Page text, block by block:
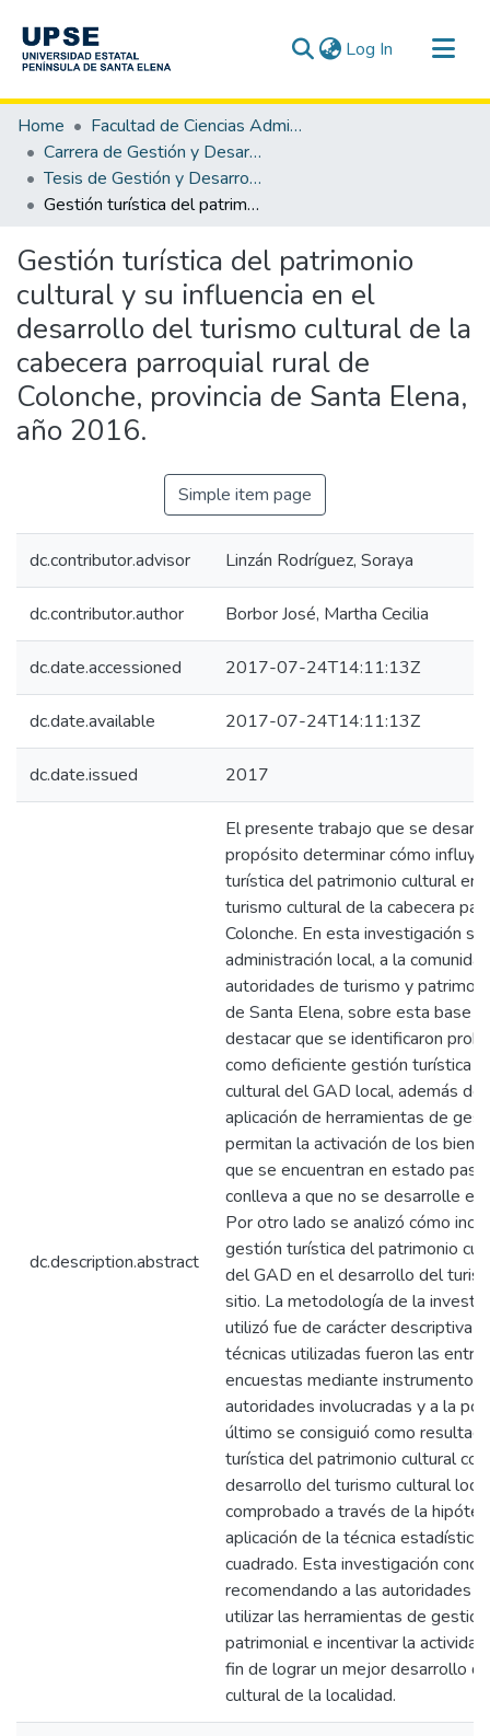
Log In (current)
Communities & Collections
All of DSpace
Statistics
Home
Facultad de Ciencias Administrativas
Carrera de Gestión y Desarrollo Turístico
Tesis de Gestión y Desarrollo Turístico
Gestión turística del patrimonio cultural y su influencia en el desarrollo del turismo cultural de la cabecera parroquial rural de Colonche, provincia de Santa Elena, año 2016.
Gestión turística del patrimonio
cultural y su influencia en el
desarrollo del turismo cultural de la
cabecera parroquial rural de
Colonche, provincia de Santa Elena,
año 2016.
Simple item page
dc.contributor.advisor Linzán Rodríguez, Soraya
dc.contributor.author Borbor José, Martha Cecilia
dc.date.accessioned 2017-07-24T14:11:13Z
dc.date.available 2017-07-24T14:11:13Z
dc.date.issued 2017
dc.description.abstract
El presente trabajo que se
propósito determinar cómo
turística del patrimonio cultural en
turismo cultural de la cabecera
Colonche. En esta investigación
administración local, a la
autoridades de turismo y
de Santa Elena, sobre esta base
destacar que se identificaron
como deficiente gestión turística
cultural del GAD local, además de
aplicación de herramientas de
permitan la activación de los
que se encuentran en estado
conlleva a que no se desarrolle el
Por otro lado se analizó cómo
gestión turística del patrimonio
del GAD en el desarrollo del
sitio. La metodología de la
utilizó fue de carácter descriptiva
técnicas utilizadas fueron las
encuestas mediante instrumentos
autoridades involucradas y a la
último se consiguió como
turística del patrimonio cultural
desarrollo del turismo cultural
comprobado a través de la
aplicación de la técnica estadística
cuadrado. Esta investigación
recomendando a las autoridades y
utilizar las herramientas de
patrimonial e incentivar la
fin de lograr un mejor desarrollo
cultural de la localidad.